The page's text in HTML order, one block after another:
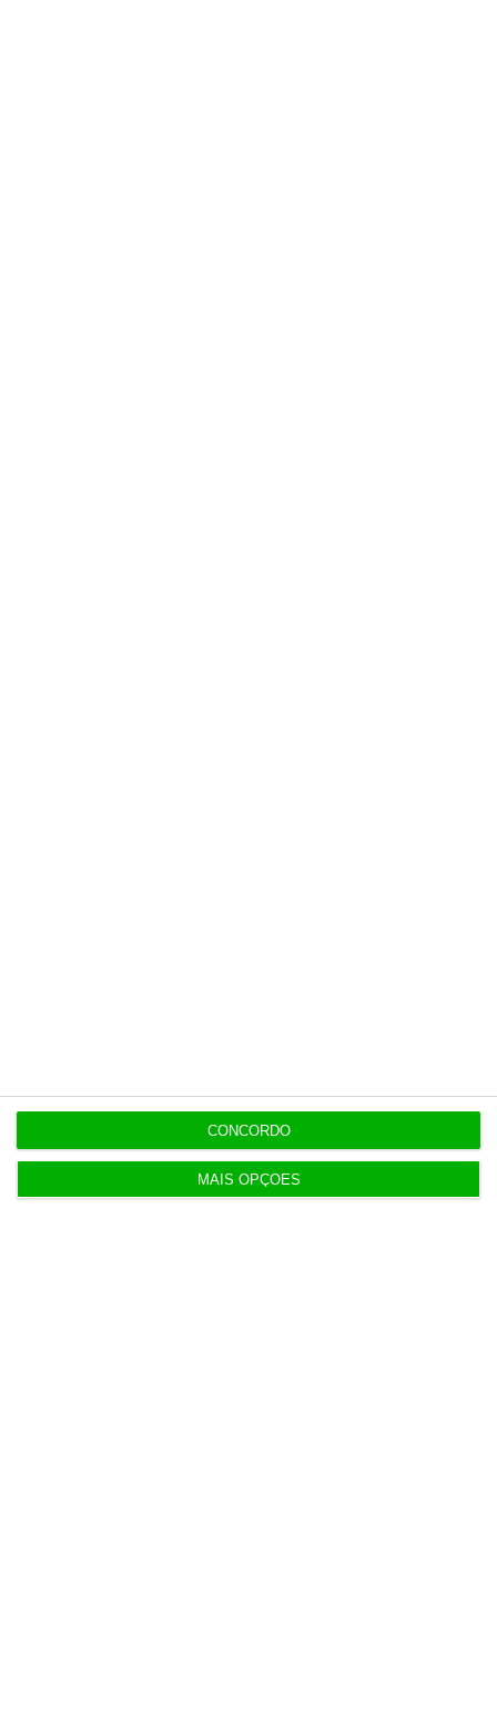
MAIS OPÇÕES
CONCORDO